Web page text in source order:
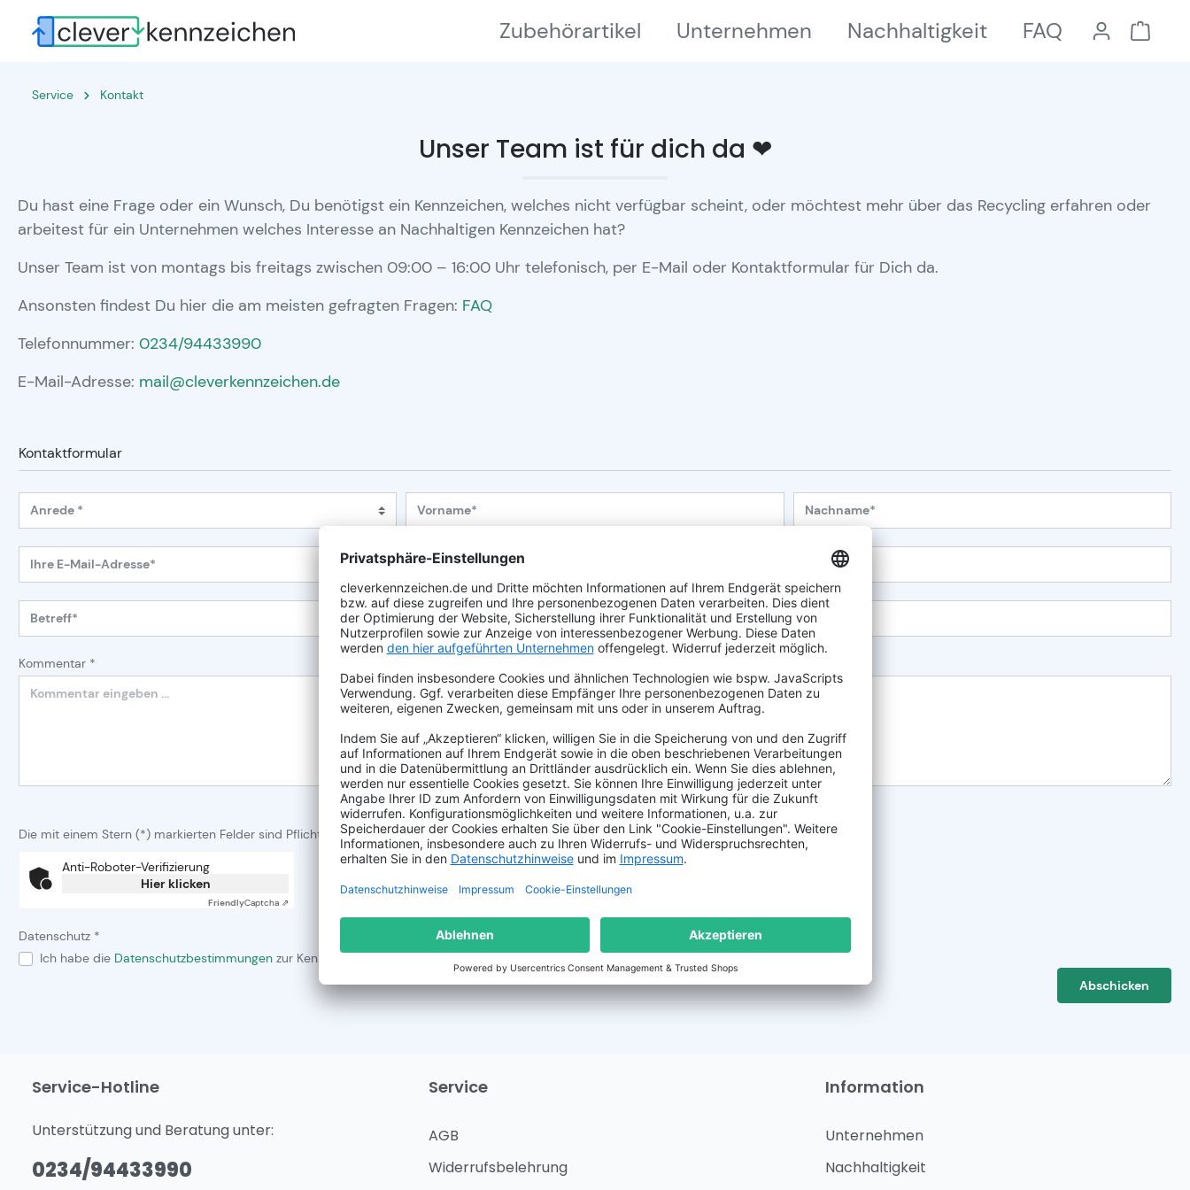
Zubehörartikel Unternehmen Nachhaltigkeit FAQ
Service Kontakt
Unser Team ist für dich da ❤
Du hast eine Frage oder ein Wunsch, Du benötigst ein Kennzeichen, welches nicht verfügbar scheint, oder möchtest mehr über das Recycling erfahren oder
arbeitest für ein Unternehmen welches Interesse an Nachhaltigen Kennzeichen hat?
Unser Team ist von montags bis freitags zwischen 09:00 – 16:00 Uhr telefonisch, per E-Mail oder Kontaktformular für Dich da.
Ansonsten findest Du hier die am meisten gefragten Fragen: FAQ
Telefonnummer: 0234/94433990
E-Mail-Adresse: mail@cleverkennzeichen.de
Kontaktformular
Anrede * Vorname* Nachname*
Ihre E-Mail-Adresse*
Betreff*
Kommentar *
Die mit einem Stern (*) markierten Felder sind Pflichtfelder.
Anti-Roboter-Verifizierung
Hier klicken
FriendlyCaptcha ⇗
Datenschutz *
Ich habe die Datenschutzbestimmungen zur Kenntnis genommen und erkenne diese an.
Abschicken
Service-Hotline
Unterstützung und Beratung unter:
0234/94433990
Service
AGB
Widerrufsbelehrung
Information
Unternehmen
Nachhaltigkeit